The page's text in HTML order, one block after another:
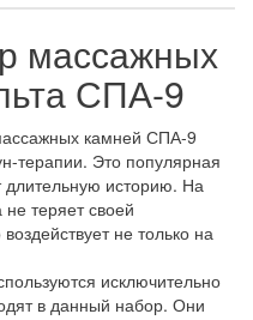
массажных
СПА-9
камней СПА-9
терапии. Это популярная
длительную историю. На
теряет своей
не только на
исключительно
в данный набор. Они